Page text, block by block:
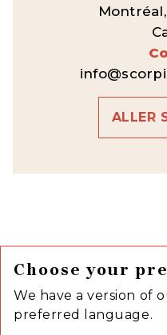
Choose your
We have a version of
preferred language.
ALLER